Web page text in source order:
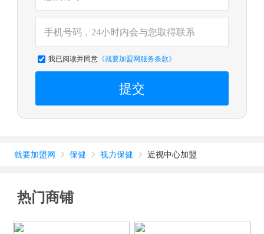
我已阅读并同意《就要加盟网服务条款》
提交
就要加盟网  保健  视力保健  近视中心加盟
热门商铺